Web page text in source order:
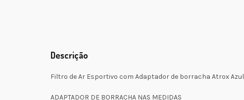
Descrição
Filtro de Ar Esportivo com Adaptador de borracha Atrox Azul
ADAPTADOR DE BORRACHA NAS MEDIDAS